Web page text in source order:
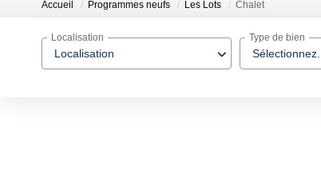
Accueil Programmes neufs Les Lots Chalet
Localisation
Localisation
Sélectionnez...
Type de bien